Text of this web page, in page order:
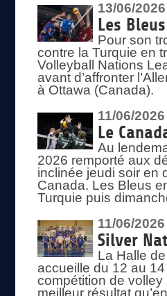
13/06/2026
Les
Pour son
contre la Turquie en
Volleyball Nations
avant d’affronter
à Ottawa (Canada).
11/06/2026
Le
Au
2026 remporté aux
inclinée jeudi soir en
Canada. Les Bleus
Turquie puis
11/06/2026
Silver
La Halle
accueille du 12 au
compétition de
meilleur résultat